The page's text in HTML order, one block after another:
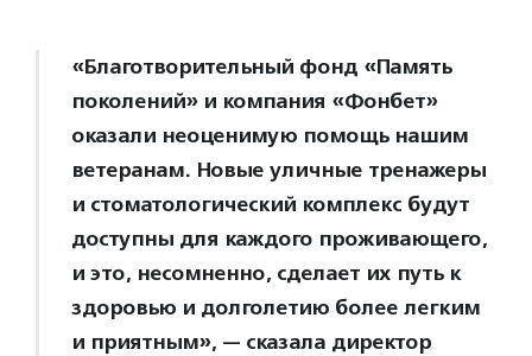
«Благотворительный фонд «Память
поколений» и компания «Фонбет»
оказали неоценимую помощь нашим
ветеранам. Новые уличные тренажеры
и стоматологический комплекс будут
доступны для каждого проживающего,
и это, несомненно, сделает их путь к
здоровью и долголетию более легким
и приятным», — сказала директор